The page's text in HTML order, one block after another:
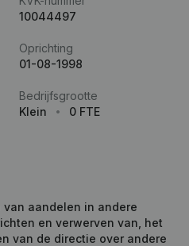
10044497
Oprichting
01-08-1998
Bedrijfsgrootte
Klein
0 FTE
aandelen in andere
en verwerven van, het
van de directie over andere